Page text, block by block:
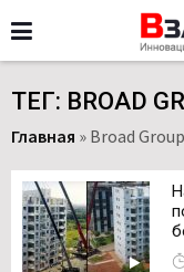
ТЕГ: BROAD
Главная » Broad Group